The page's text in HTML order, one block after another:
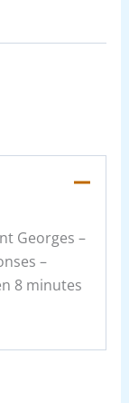
Georges –
–
8 minutes